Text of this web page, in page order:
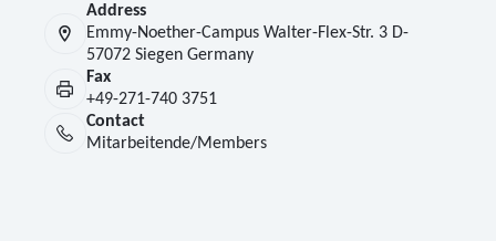
Address
Emmy-Noether-Campus Walter-Flex-Str. 3 D-
57072 Siegen Germany
Fax
+49-271-740 3751
Contact
Mitarbeitende/Members